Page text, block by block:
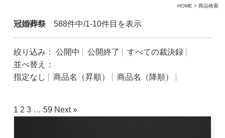
HOME > 商品検索
冠婚葬祭588件中/1-10件目を表示
絞り込み： 公開中 公開終了
すべての裁決録
並べ替え：
指定なし
商品名（昇順） 商品名（降順）
1 2 3 … 59 Next »